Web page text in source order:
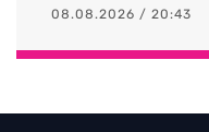
08.08.2026 / 20:43